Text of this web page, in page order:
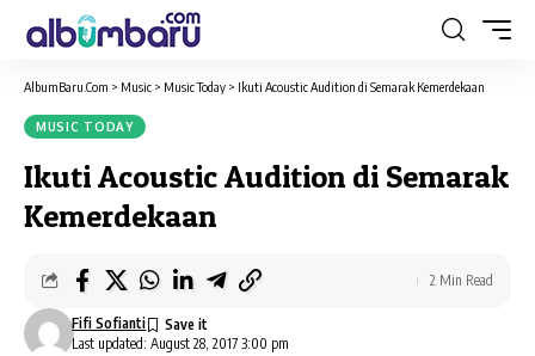
AlbumBaru.Com > Music > Music Today > Ikuti Acoustic Audition di Semarak Kemerdekaan
MUSIC TODAY
Ikuti Acoustic Audition di Semarak
Kemerdekaan
Last updated: August 28, 2017 3:00 pm
Fifi Sofianti
2 Min Read